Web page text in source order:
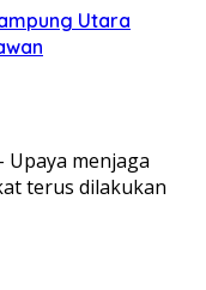
Utara
Upaya menjaga
terus dilakukan